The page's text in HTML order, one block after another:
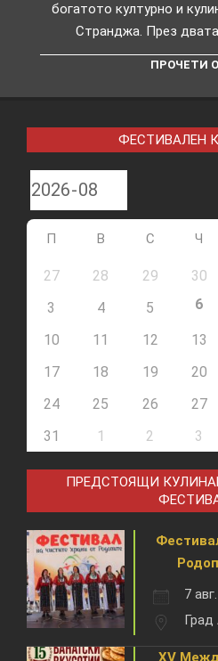
богатото културно и
Странджа. През
ПРОЧЕТИ
ФЕСТИВАЛЕН
П В С Ч
27 28 29 30
3
4 5 6
10
11 12 13
17
18 19 20
24
25 26 27
31
1 2 3
ПРЕДСТОЯЩИ
7
XV